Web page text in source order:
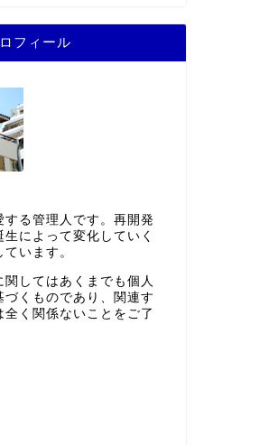
フィール
する管理人です。再開発
によって変化していく
います。
してはあくまでも個人
づくものであり、関連す
全く関係ないことをご了